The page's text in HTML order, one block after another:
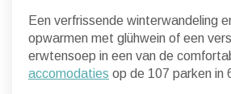
Een verfrissende winterwandeling
opwarmen met glühwein of een
erwtensoep in een van de
accomodaties op de 107 parken in